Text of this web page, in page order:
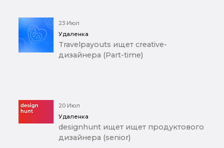
23 Июл
Удаленка
Travelpayouts ищет creative-
дизайнера (Part-time)
20 Июл
Удаленка
designhunt ищет ищет продуктового
дизайнера (senior)